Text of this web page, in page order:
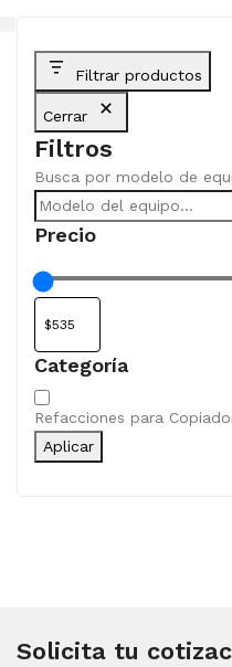
Filtrar productos
Cerrar
Filtros
Busca por modelo de
Precio
Categoría
Categoría
Refacciones para
Aplicar
Solicita tu